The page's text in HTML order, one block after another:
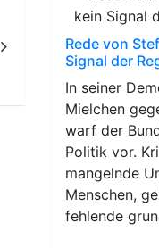
Rede von
Signal der
In seiner
Mielchen
warf der
Politik vor.
mangelnde
Menschen,
fehlende